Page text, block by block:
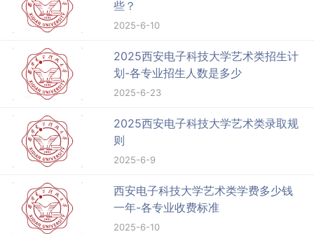
些？
2025-6-10
2025西安电子科技大学艺术类招生计
划-各专业招生人数是多少
2025-6-23
2025西安电子科技大学艺术类录取规
则
2025-6-9
西安电子科技大学艺术类学费多少钱
一年-各专业收费标准
2025-6-10